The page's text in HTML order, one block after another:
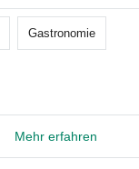
Gastronomie
Mehr erfahren